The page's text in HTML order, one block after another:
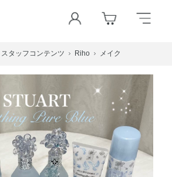
スタッフコンテンツ Riho メイク